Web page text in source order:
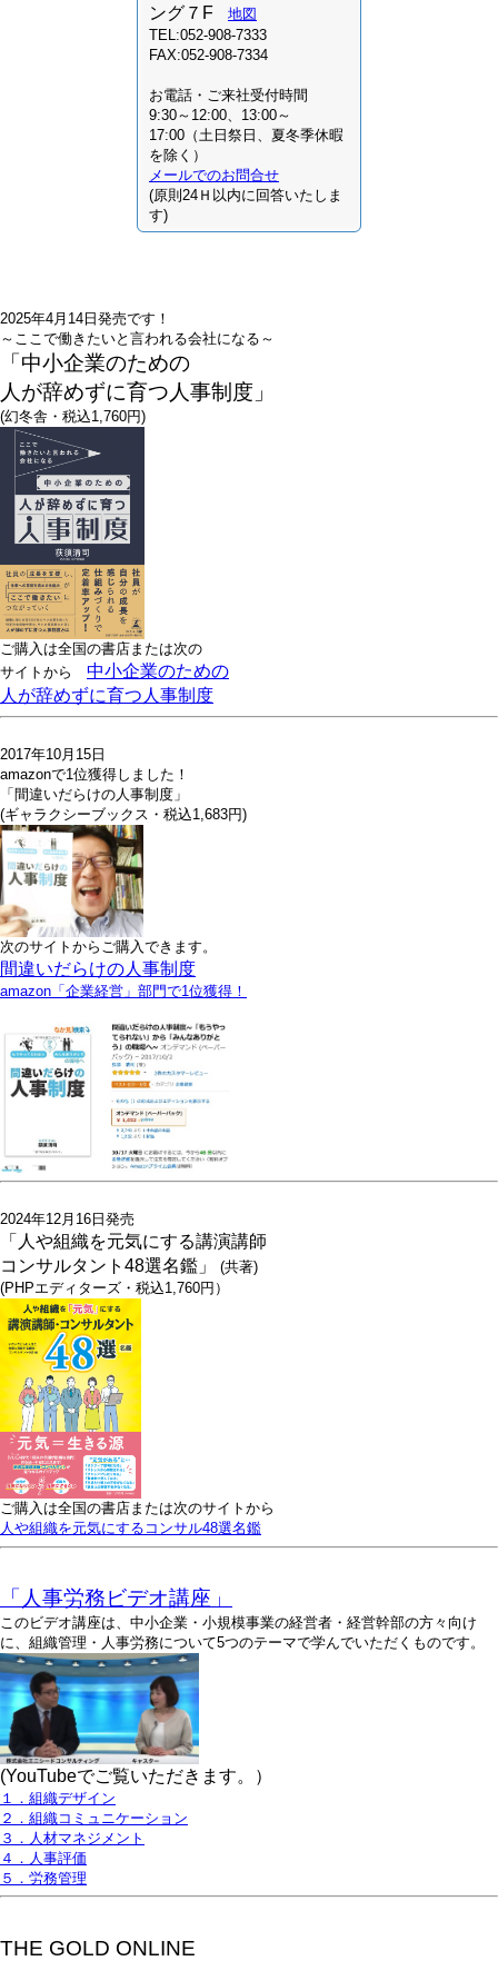
ング７F
地図
TEL:052-908-7333
FAX:052-908-7334
お電話・ご来社受付時間
9:30～12:00、13:00～
17:00（土日祭日、夏冬季休暇
を除く）
メールでのお問合せ
(原則24Ｈ以内に回答いたしま
す)
2025年4月14日発売です！
～ここで働きたいと言われる会社になる～
「中小企業のための
人が辞めずに育つ人事制度」
(幻冬舎・税込1,760円)
ご購入は全国の書店または次の
サイトから 中小企業のための
人が辞めずに育つ人事制度
2017年10月15日
amazonで1位獲得しました！
「間違いだらけの人事制度」
(ギャラクシーブックス・税込1,683円)
次のサイトからご購入できます。
間違いだらけの人事制度
amazon「企業経営」部門で1位獲得！
2024年12月16日発売
「人や組織を元気にする講演講師
コンサルタント48選名鑑」 (共著)
(PHPエディターズ・税込1,760円）
ご購入は全国の書店または次のサイトから
人や組織を元気にするコンサル48選名鑑
「人事労務ビデオ講座」
このビデオ講座は、中小企業・小規模事業の経営者・経営幹部の方々向け
に、組織管理・人事労務について5つのテーマで学んでいただくものです。
(YouTubeでご覧いただきます。）
１．組織デザイン
２．組織コミュニケーション
３．人材マネジメント
４．人事評価
５．労務管理
THE GOLD ONLINE